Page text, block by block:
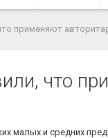
применяют
что
малых и средних